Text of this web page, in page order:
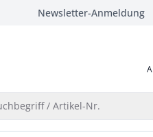
Newsletter-Anmeldung
/ Artikel-Nr.